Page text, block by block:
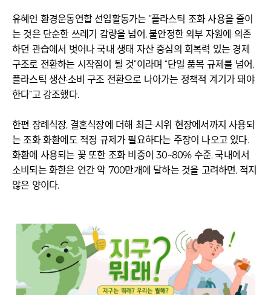
유혜인 환경운동연합 선임활동가는 “플라스틱 조화 사용을 줄이
는 것은 단순한 쓰레기 감량을 넘어, 불안정한 외부 자원에 의존
하던 관습에서 벗어나 국내 생태 자산 중심의 회복력 있는 경제
구조로 전환하는 시작점이 될 것”이라며 “단일 품목 규제를 넘어,
플라스틱 생산·소비 구조 전환으로 나아가는 정책적 계기가 돼야
한다“고 강조했다.
한편 장례식장, 결혼식장에 더해 최근 시위 현장에서까지 사용되
는 조화 화환에도 적정 규제가 필요하다는 주장이 나오고 있다.
화환에 사용되는 꽃 또한 조화 비중이 30~80% 수준. 국내에서
소비되는 화한은 연간 약 700만개에 달하는 것을 고려하면, 적지
않은 양이다.